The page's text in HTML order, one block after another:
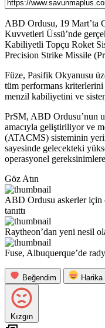
ABD Ordusu, 19 Mart’ta
Kuvvetleri Üssü’nde
Kabiliyetli Topçu Roket
Precision Strike Missile
Füze, Pasifik Okyanusu
tüm performans kriterlerini
menzil kabiliyetini ve
PrSM, ABD Ordusu’nun
amacıyla geliştiriliyor ve
(ATACMS) sisteminin
sayesinde gelecekteki
operasyonel
Göz Atın
ABD Ordusu askerler için
tanıttı
Raytheon’dan yeni nesil
Fuse, Albuquerque’de
Beğendim Harika
Kızgın